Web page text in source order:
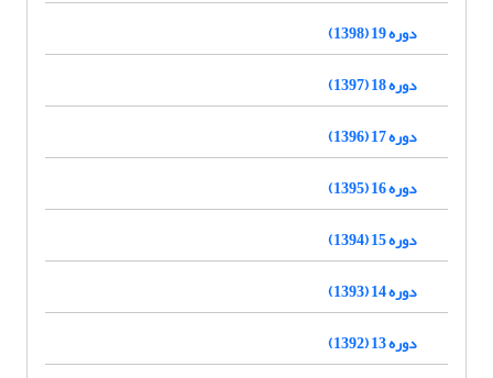
دوره 19 (1398)
دوره 18 (1397)
دوره 17 (1396)
دوره 16 (1395)
دوره 15 (1394)
دوره 14 (1393)
دوره 13 (1392)